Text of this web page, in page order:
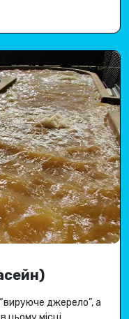
джерело”, а